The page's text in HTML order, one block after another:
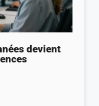
devient